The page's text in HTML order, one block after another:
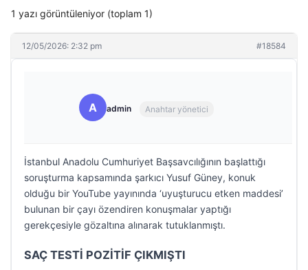
1 yazı görüntüleniyor (toplam 1)
12/05/2026: 2:32 pm #18584
A admin Anahtar yönetici
İstanbul Anadolu Cumhuriyet Başsavcılığının başlattığı
soruşturma kapsamında şarkıcı Yusuf Güney, konuk
olduğu bir YouTube yayınında ‘uyuşturucu etken maddesi’
bulunan bir çayı özendiren konuşmalar yaptığı
gerekçesiyle gözaltına alınarak tutuklanmıştı.
SAÇ TESTİ POZİTİF ÇIKMIŞTI